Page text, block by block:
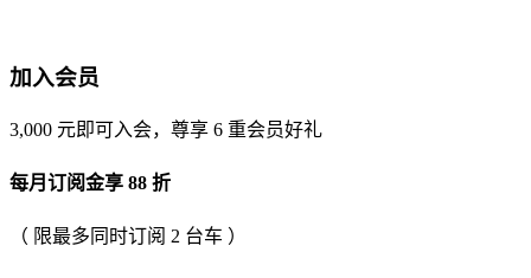
加入会员
3,000 元即可入会，尊享 6 重会员好礼
每月订阅金享 88 折
（ 限最多同时订阅 2 台车 ）